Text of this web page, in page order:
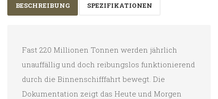
BESCHREIBUNG SPEZIFIKATIONEN
Fast 220 Millionen Tonnen werden jährlich
unauffällig und doch reibungslos funktionierend
durch die Binnenschifffahrt bewegt. Die
Dokumentation zeigt das Heute und Morgen